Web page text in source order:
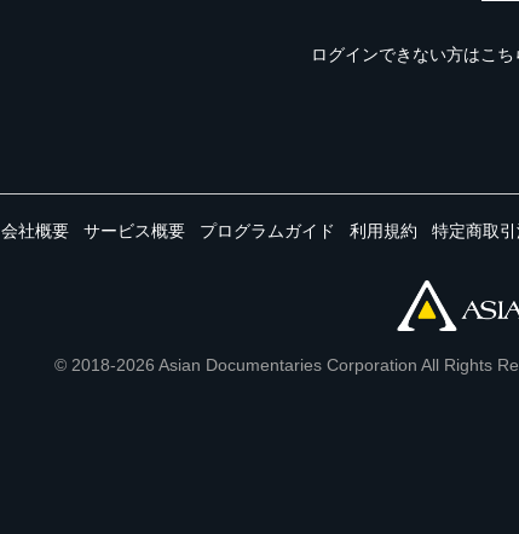
ログインできない方はこち
会社概要 サービス概要 プログラムガイド 利用規約 特定商取
© 2018-2026 Asian Documentaries Corporation All Rights